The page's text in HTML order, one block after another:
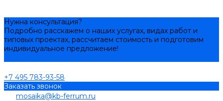
Нужна консультация?
Подробно расскажем о наших услугах, видах работ и
типовых проектах, рассчитаем стоимость и подготовим
индивидуальное предложение!
+7 495 783-93-58
Заказать звонок
mosaika@kb-ferrum.ru